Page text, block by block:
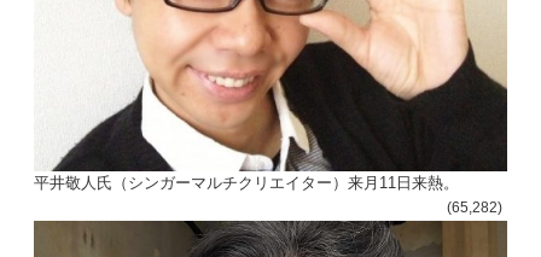
平井敬人氏（シンガーマルチクリエイター）来月11日来熱。
(65,282)